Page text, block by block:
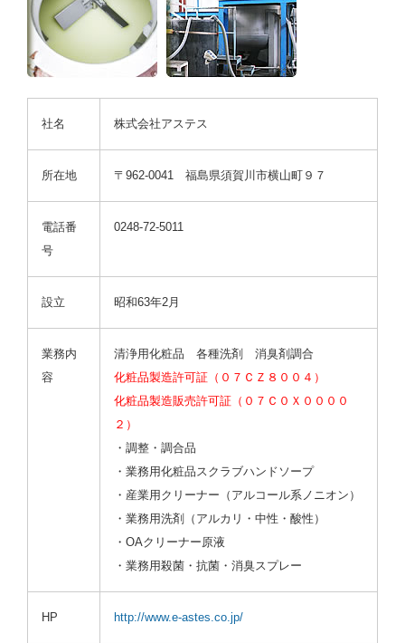
社名 株式会社アステス
所在地 〒962-0041 福島県須賀川市横山町９７
電話番
号
0248-72-5011
設立 昭和63年2月
業務内
容
清浄用化粧品 各種洗剤 消臭剤調合
化粧品製造許可証（０７ＣＺ８００４）
化粧品製造販売許可証（０７Ｃ０Ｘ００００
２）
・調整・調合品
・業務用化粧品スクラブハンドソープ
・産業用クリーナー（アルコール系ノニオン）
・業務用洗剤（アルカリ・中性・酸性）
・OAクリーナー原液
・業務用殺菌・抗菌・消臭スプレー
HP http://www.e-astes.co.jp/